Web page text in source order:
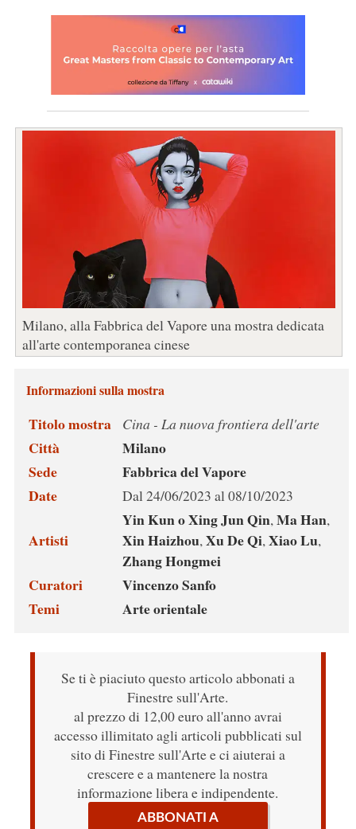
Milano, alla Fabbrica del Vapore una mostra dedicata
all'arte contemporanea cinese
Informazioni sulla mostra
Titolo mostra Cina - La nuova frontiera dell'arte
Città
Milano
Sede
Fabbrica del Vapore
Date
Dal 24/06/2023 al 08/10/2023
Artisti
Yin Kun o Xing Jun Qin,Ma Han,
Xin Haizhou,Xu De Qi,Xiao Lu,
Zhang Hongmei
Curatori
Vincenzo Sanfo
Temi
Arte orientale
Se ti è piaciuto questo articolo abbonati a
Finestre sull'Arte.
al prezzo di 12,00 euro all'anno avrai
accesso illimitato agli articoli pubblicati sul
sito di Finestre sull'Arte e ci aiuterai a
crescere e a mantenere la nostra
informazione libera e indipendente.
ABBONATI A